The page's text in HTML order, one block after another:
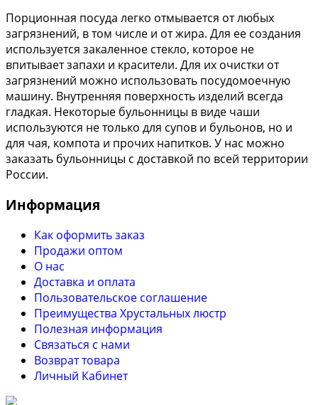
Порционная посуда легко отмывается от любых
загрязнений, в том числе и от жира. Для ее создания
используется закаленное стекло, которое не
впитывает запахи и красители. Для их очистки от
загрязнений можно использовать посудомоечную
машину. Внутренняя поверхность изделий всегда
гладкая. Некоторые бульонницы в виде чаши
используются не только для супов и бульонов, но и
для чая, компота и прочих напитков. У нас можно
заказать бульонницы с доставкой по всей территории
России.
Информация
Как оформить заказ
Продажи оптом
О нас
Доставка и оплата
Пользовательское соглашение
Преимущества Хрустальных люстр
Полезная информация
Связаться с нами
Возврат товара
Личный Кабинет